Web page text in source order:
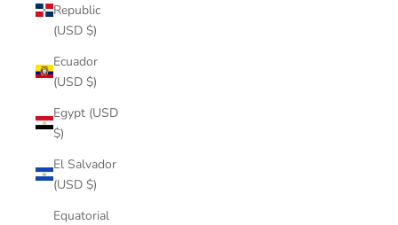
Republic
(USD $)
Ecuador
(USD $)
Egypt (USD
$)
El Salvador
(USD $)
Equatorial